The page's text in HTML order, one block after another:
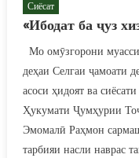
Сиёсат
«Ибодат ба ҷуз
Мо омӯзгорони
деҳаи Селгаи ҷамоати
асоси ҳидоят ва
Ҳукумати Ҷумҳурии
Эмомалӣ Раҳмон
тарбияи насли наврас